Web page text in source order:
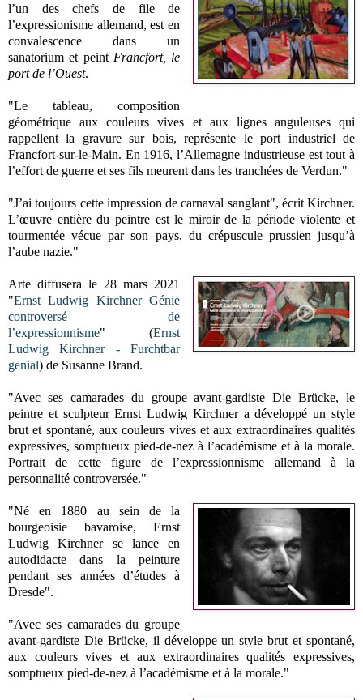
l’un des chefs de file de
l’expressionisme allemand, est en
convalescence dans un
sanatorium et peint Francfort, le
port de l’Ouest.
"Le tableau, composition
géométrique aux couleurs vives et aux lignes anguleuses qui
rappellent la gravure sur bois, représente le port industriel de
Francfort-sur-le-Main. En 1916, l’Allemagne industrieuse est tout à
l’effort de guerre et ses fils meurent dans les tranchées de Verdun."
"J’ai toujours cette impression de carnaval sanglant", écrit Kirchner.
L’œuvre entière du peintre est le miroir de la période violente et
tourmentée vécue par son pays, du crépuscule prussien jusqu’à
l’aube nazie."
Arte diffusera le 28 mars 2021
"Ernst Ludwig Kirchner Génie
controversé de
l’expressionnisme" (Ernst
Ludwig Kirchner - Furchtbar
genial) de Susanne Brand.
"Avec ses camarades du groupe avant-gardiste Die Brücke, le
peintre et sculpteur Ernst Ludwig Kirchner a développé un style
brut et spontané, aux couleurs vives et aux extraordinaires qualités
expressives, somptueux pied-de-nez à l’académisme et à la morale.
Portrait de cette figure de l’expressionnisme allemand à la
personnalité controversée."
"Né en 1880 au sein de la
bourgeoisie bavaroise, Ernst
Ludwig Kirchner se lance en
autodidacte dans la peinture
pendant ses années d’études à
Dresde".
"Avec ses camarades du groupe
avant-gardiste Die Brücke, il développe un style brut et spontané,
aux couleurs vives et aux extraordinaires qualités expressives,
somptueux pied-de-nez à l’académisme et à la morale."